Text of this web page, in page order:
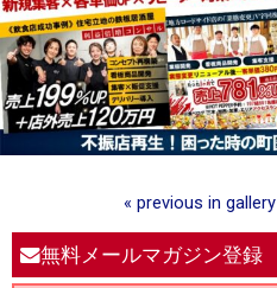
« previous in gallery
無料メールマガジン登録